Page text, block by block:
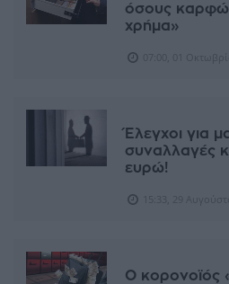
όσους
χρήμα»
Έλεγχοι για
συναλλαγές
ευρώ!
Ο κορονοϊός